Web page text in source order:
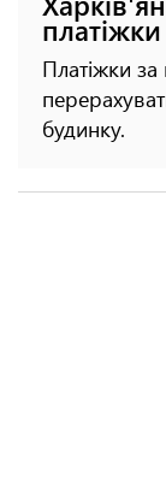
Платіжки за
будинку.